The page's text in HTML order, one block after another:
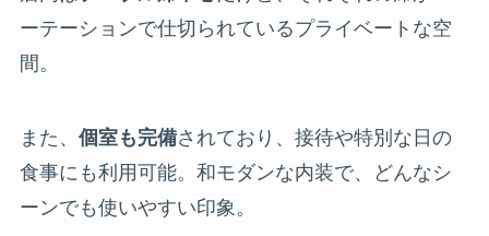
ーテーションで仕切られているプライベートな空
間。
また、 個室も完備されており、接待や特別な日の
食事にも利用可能。和モダンな内装で、どんなシ
ーンでも使いやすい印象。